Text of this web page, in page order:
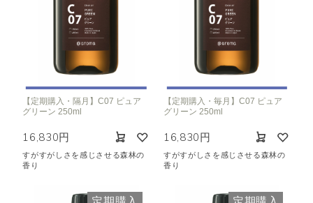
【定期購入・隔月】C07 ピュア
グリーン 250ml
16,830円
すがすがしさを感じさせる森林の
香り
【定期購入・毎月】C07 ピュア
グリーン 250ml
16,830円
すがすがしさを感じさせる森林の
香り